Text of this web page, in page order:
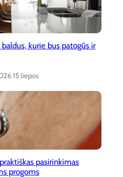
kurie bus patogūs ir
15 liepos
pasirinkimas
progoms